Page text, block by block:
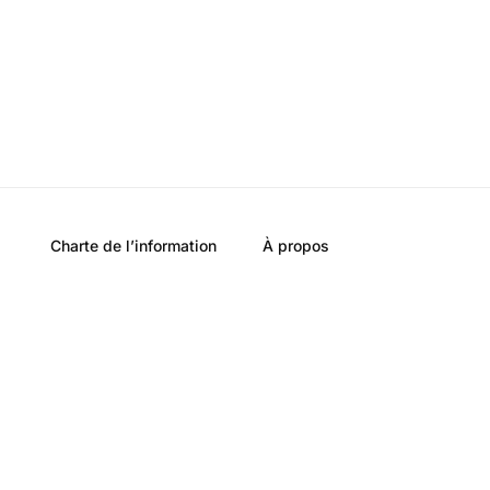
Charte de l’information À propos